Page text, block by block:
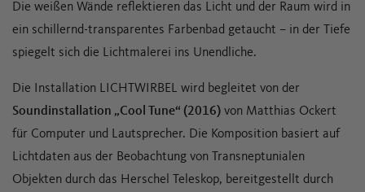
Die weißen Wände reflektieren das Licht und der Raum wird in
ein schillernd-transparentes Farbenbad getaucht – in der Tiefe
spiegelt sich die Lichtmalerei ins Unendliche.
Die Installation LICHTWIRBEL wird begleitet von der
Soundinstallation „Cool Tune“ (2016) von Matthias Ockert
für Computer und Lautsprecher. Die Komposition basiert auf
Lichtdaten aus der Beobachtung von Transneptunialen
Objekten durch das Herschel Teleskop, bereitgestellt durch